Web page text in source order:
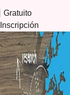
Gratuito
Inscripción